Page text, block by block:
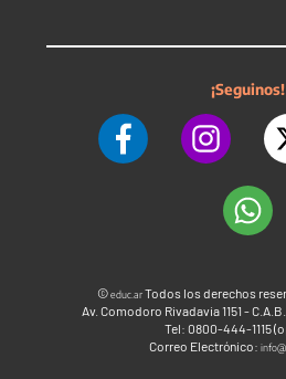
¡Seguinos!
©educ.arTodos los derechos
Av. Comodoro Rivadavia 1151 -
Tel: 0800-444-1115
Correo Electrónico: